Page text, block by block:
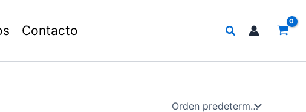
Contacto Buscar